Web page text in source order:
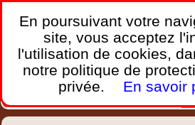
France
Les webcams sur mobiles,
Home Bretagne Corse Plages
Trafic Chercher New
En poursuivant votre
site, vous acceptez
l'utilisation de cookies,
notre politique de
privée.
En savoir